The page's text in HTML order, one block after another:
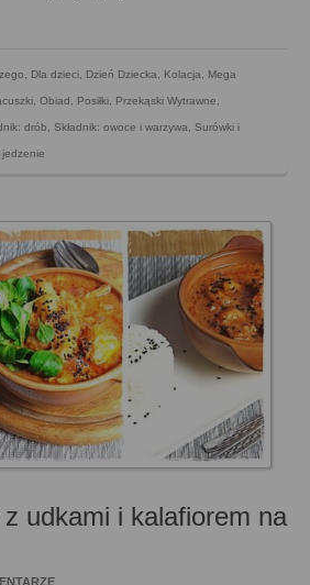
Dla dzieci Dzień Dziecka Kolacja Mega
Obiad Posiłki Przekąski Wytrawne
drób Składnik: owoce i warzywa Surówki i
jedzenie
udkami i kalafiorem na